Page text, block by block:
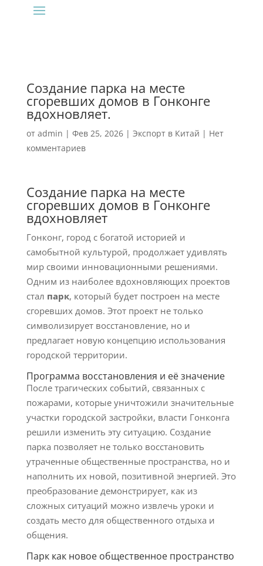
Создание парка на месте
сгоревших домов в Гонконге
вдохновляет.
от admin | Фев 25, 2026| Экспорт в Китай | Нет
комментариев
Создание парка на месте
сгоревших домов в Гонконге
вдохновляет
Гонконг, город с богатой историей и
самобытной культурой, продолжает удивлять
мир своими инновационными решениями.
Одним из наиболее вдохновляющих проектов
стал парк, который будет построен на месте
сгоревших домов. Этот проект не только
символизирует восстановление, но и
предлагает новую концепцию использования
городской территории.
Программа восстановления и её значение
После трагических событий, связанных с
пожарами, которые уничтожили значительные
участки городской застройки, власти Гонконга
решили изменить эту ситуацию. Создание
парка позволяет не только восстановить
утраченные общественные пространства, но и
наполнить их новой, позитивной энергией. Это
преобразование демонстрирует, как из
сложных ситуаций можно извлечь уроки и
создать место для общественного отдыха и
общения.
Парк как новое общественное пространство